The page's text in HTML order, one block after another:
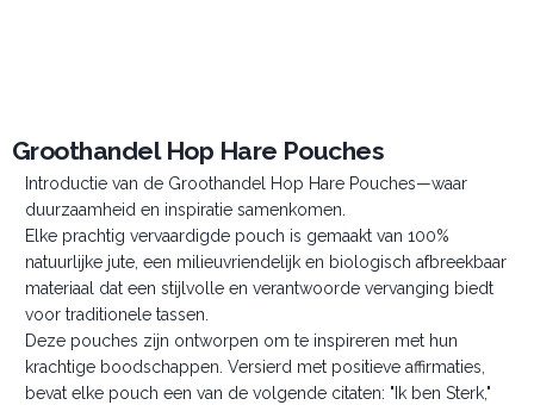
Groothandel Hop Hare Pouches
Introductie van de Groothandel Hop Hare Pouches—waar
duurzaamheid en inspiratie samenkomen.
Elke prachtig vervaardigde pouch is gemaakt van 100%
natuurlijke jute, een milieuvriendelijk en biologisch afbreekbaar
materiaal dat een stijlvolle en verantwoorde vervanging biedt
voor traditionele tassen.
Deze pouches zijn ontworpen om te inspireren met hun
krachtige boodschappen. Versierd met positieve affirmaties,
bevat elke pouch een van de volgende citaten: "Ik ben Sterk,"